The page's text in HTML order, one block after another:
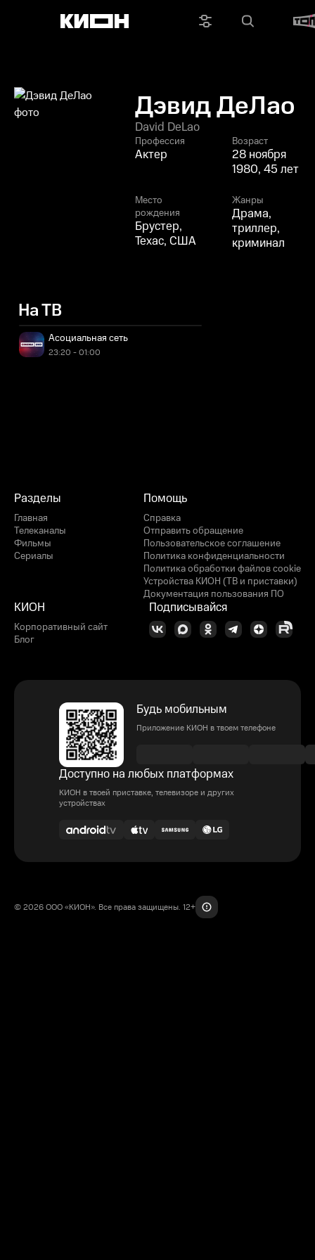
Дэвид ДеЛао
David DeLao
Профессия
Актер
Возраст
28 ноября
1980, 45 лет
Место
рождения
Брустер,
Техас, США
Жанры
Драма,
триллер,
криминал
На ТВ
Асоциальная сеть
23:20 - 01:00
Разделы
Главная
Телеканалы
Фильмы
Сериалы
Помощь
Справка
Отправить обращение
Пользовательское соглашение
Политика конфиденциальности
Политика обработки файлов cookie
Устройства КИОН (ТВ и приставки)
Документация пользования ПО
КИОН
Корпоративный сайт
Блог
Подписывайся
Будь мобильным
Приложение КИОН в твоем телефоне
Доступно на любых платформах
КИОН в твоей приставке, телевизоре и других
устройствах
© 2026 ООО «КИОН». Все права защищены. 12+